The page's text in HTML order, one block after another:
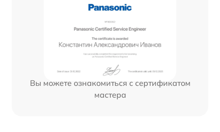
Вы можете ознакомиться с сертификатом
мастера